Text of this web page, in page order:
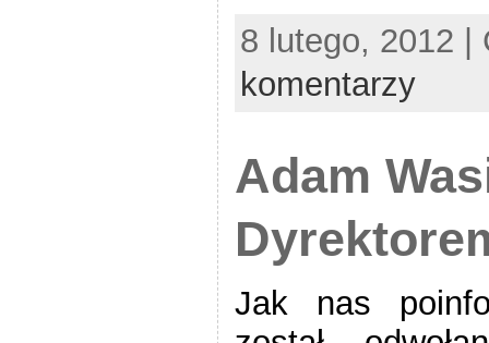
8 lutego, 2012 |
komentarzy
Adam
Jak nas